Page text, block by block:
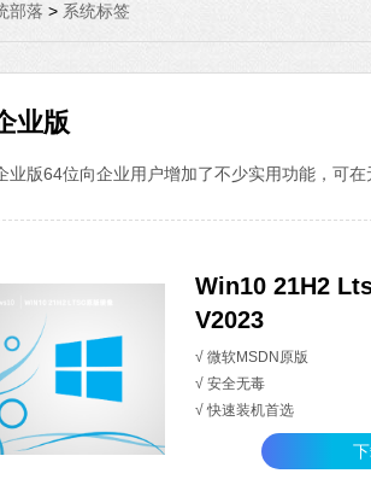
部落 > 系统标签
业版
业版64位向企业用户增加了不少实用功能，可
Win10 21H2
V2023
√ 微软MSDN原版
√ 安全无毒
√ 快速装机首选